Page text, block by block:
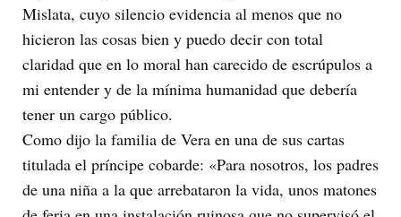
Mislata, cuyo silencio evidencia al menos que no
hicieron las cosas bien y puedo decir con total
claridad que en lo moral han carecido de escrúpulos a
mi entender y de la mínima humanidad que debería
tener un cargo público.
Como dijo la familia de Vera en una de sus cartas
titulada el príncipe cobarde: «Para nosotros, los padres
de una niña a la que arrebataron la vida, unos matones